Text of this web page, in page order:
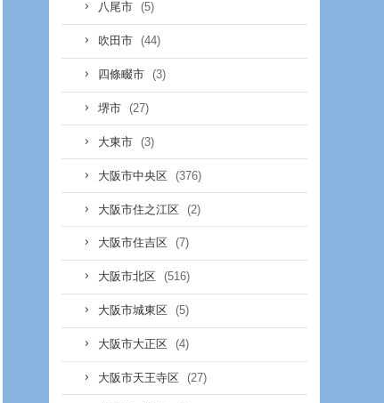
八尾市 (5)
吹田市 (44)
四條畷市 (3)
堺市 (27)
大東市 (3)
大阪市中央区 (376)
大阪市住之江区 (2)
大阪市住吉区 (7)
大阪市北区 (516)
大阪市城東区 (5)
大阪市大正区 (4)
大阪市天王寺区 (27)